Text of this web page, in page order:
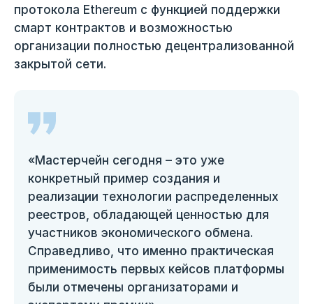
протокола Ethereum с функцией поддержки
смарт контрактов и возможностью
организации полностью децентрализованной
закрытой сети.
«Мастерчейн сегодня – это уже
конкретный пример создания и
реализации технологии распределенных
реестров, обладающей ценностью для
участников экономического обмена.
Справедливо, что именно практическая
применимость первых кейсов платформы
были отмечены организаторами и